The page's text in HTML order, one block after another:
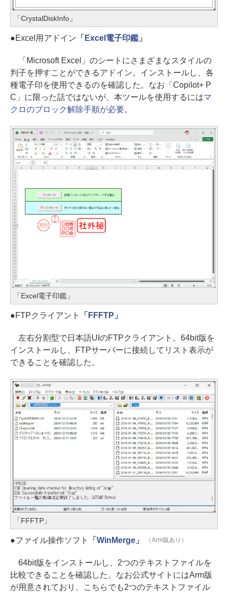
「CrystalDiskInfo」
●Excel用アドイン 「Excel電子印鑑」
「Microsoft Excel」のシートにさまざまなスタイルの
判子を押すことができるアドイン。インストールし、各
種電子印を使用できるのを確認した。なお「Copilot+ P
C」に限った話ではないが、本ツールを使用するにはマ
クロのブロック解除手順が必要。
「Excel電子印鑑」
●FTPクライアント 「FFFTP」
左右分割型で日本語UIのFTPクライアント。64bit版を
インストールし、FTPサーバーに接続してリスト表示が
できることを確認した。
「FFFTP」
●ファイル操作ソフト 「WinMerge」 （Arm版あり）
64bit版をインストールし、2つのテキストファイルを
比較できることを確認した。なお公式サイトにはArm版
が用意されており、こちらでも2つのテキストファイル